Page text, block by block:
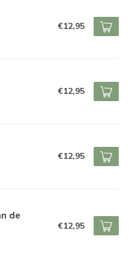
€12,95
€12,95
€12,95
de
€12,95